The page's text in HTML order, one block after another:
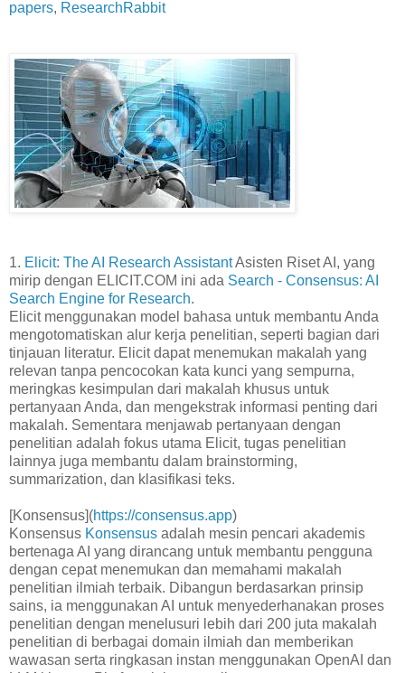
papers, ResearchRabbit
1. Elicit: The AI Research AssistantAsisten Riset AI, yang
mirip dengan ELICIT.COM ini ada Search - Consensus: AI
Search Engine for Research.
Elicit menggunakan model bahasa untuk membantu Anda
mengotomatiskan alur kerja penelitian, seperti bagian dari
tinjauan literatur. Elicit dapat menemukan makalah yang
relevan tanpa pencocokan kata kunci yang sempurna,
meringkas kesimpulan dari makalah khusus untuk
pertanyaan Anda, dan mengekstrak informasi penting dari
makalah. Sementara menjawab pertanyaan dengan
penelitian adalah fokus utama Elicit, tugas penelitian
lainnya juga membantu dalam brainstorming,
summarization, dan klasifikasi teks.
[Konsensus](https://consensus.app)
Konsensus Konsensus adalah mesin pencari akademis
bertenaga AI yang dirancang untuk membantu pengguna
dengan cepat menemukan dan memahami makalah
penelitian ilmiah terbaik. Dibangun berdasarkan prinsip
sains, ia menggunakan AI untuk menyederhanakan proses
penelitian dengan menelusuri lebih dari 200 juta makalah
penelitian di berbagai domain ilmiah dan memberikan
wawasan serta ringkasan instan menggunakan OpenAI dan